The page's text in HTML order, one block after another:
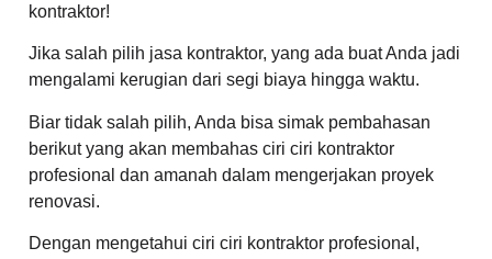
kontraktor!
Jika salah pilih jasa kontraktor, yang ada buat Anda jadi
mengalami kerugian dari segi biaya hingga waktu.
Biar tidak salah pilih, Anda bisa simak pembahasan
berikut yang akan membahas ciri ciri kontraktor
profesional dan amanah dalam mengerjakan proyek
renovasi.
Dengan mengetahui ciri ciri kontraktor profesional,